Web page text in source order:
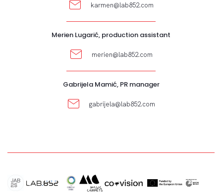
karmen@lab852.com
Merien Lugarić, production assistant
merien@lab852.com
Gabrijela Mamić, PR manager
gabrijela@lab852.com